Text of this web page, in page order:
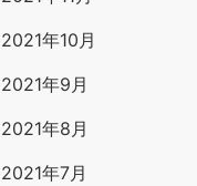
2021年10月
2021年9月
2021年8月
2021年7月